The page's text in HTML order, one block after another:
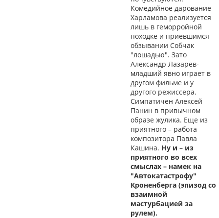
Комедийное дарование
Харламова реализуется
лишь в геморройной
походке и приевшимся
обзывании Собчак
"лошадью". Зато
Александр Лазарев-
младший явно играет в
другом фильме и у
другого режиссера.
Симпатичен Алексей
Панин в привычном
образе жулика. Еще из
приятного – работа
композитора Павла
Кашина. Ну и – из
приятного во всех
смыслах – намек на
"Автокатастрофу"
Кроненберга (эпизод со
взаимной
мастурбацией за
рулем).